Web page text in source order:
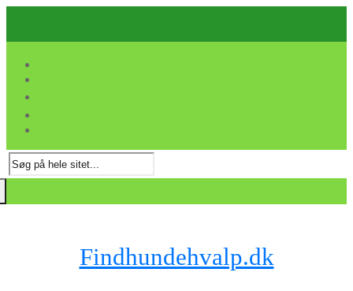
indhold
Søg
efter:
Findhundehvalp.dk